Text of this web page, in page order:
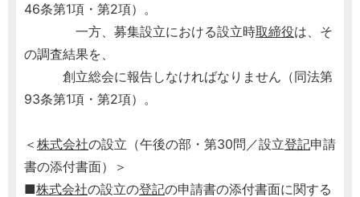
46条第1項・第2項）。
一方、募集設立における設立時取締役は、そ
の調査結果を、
創立総会に報告しなければなりません（同法第
93条第1項・第2項）。
＜ 株式会社の設立（午後の部・第30問／設立登記申請
書の添付書面）＞
■株式会社の設立の登記の申請書の添付書面に関する